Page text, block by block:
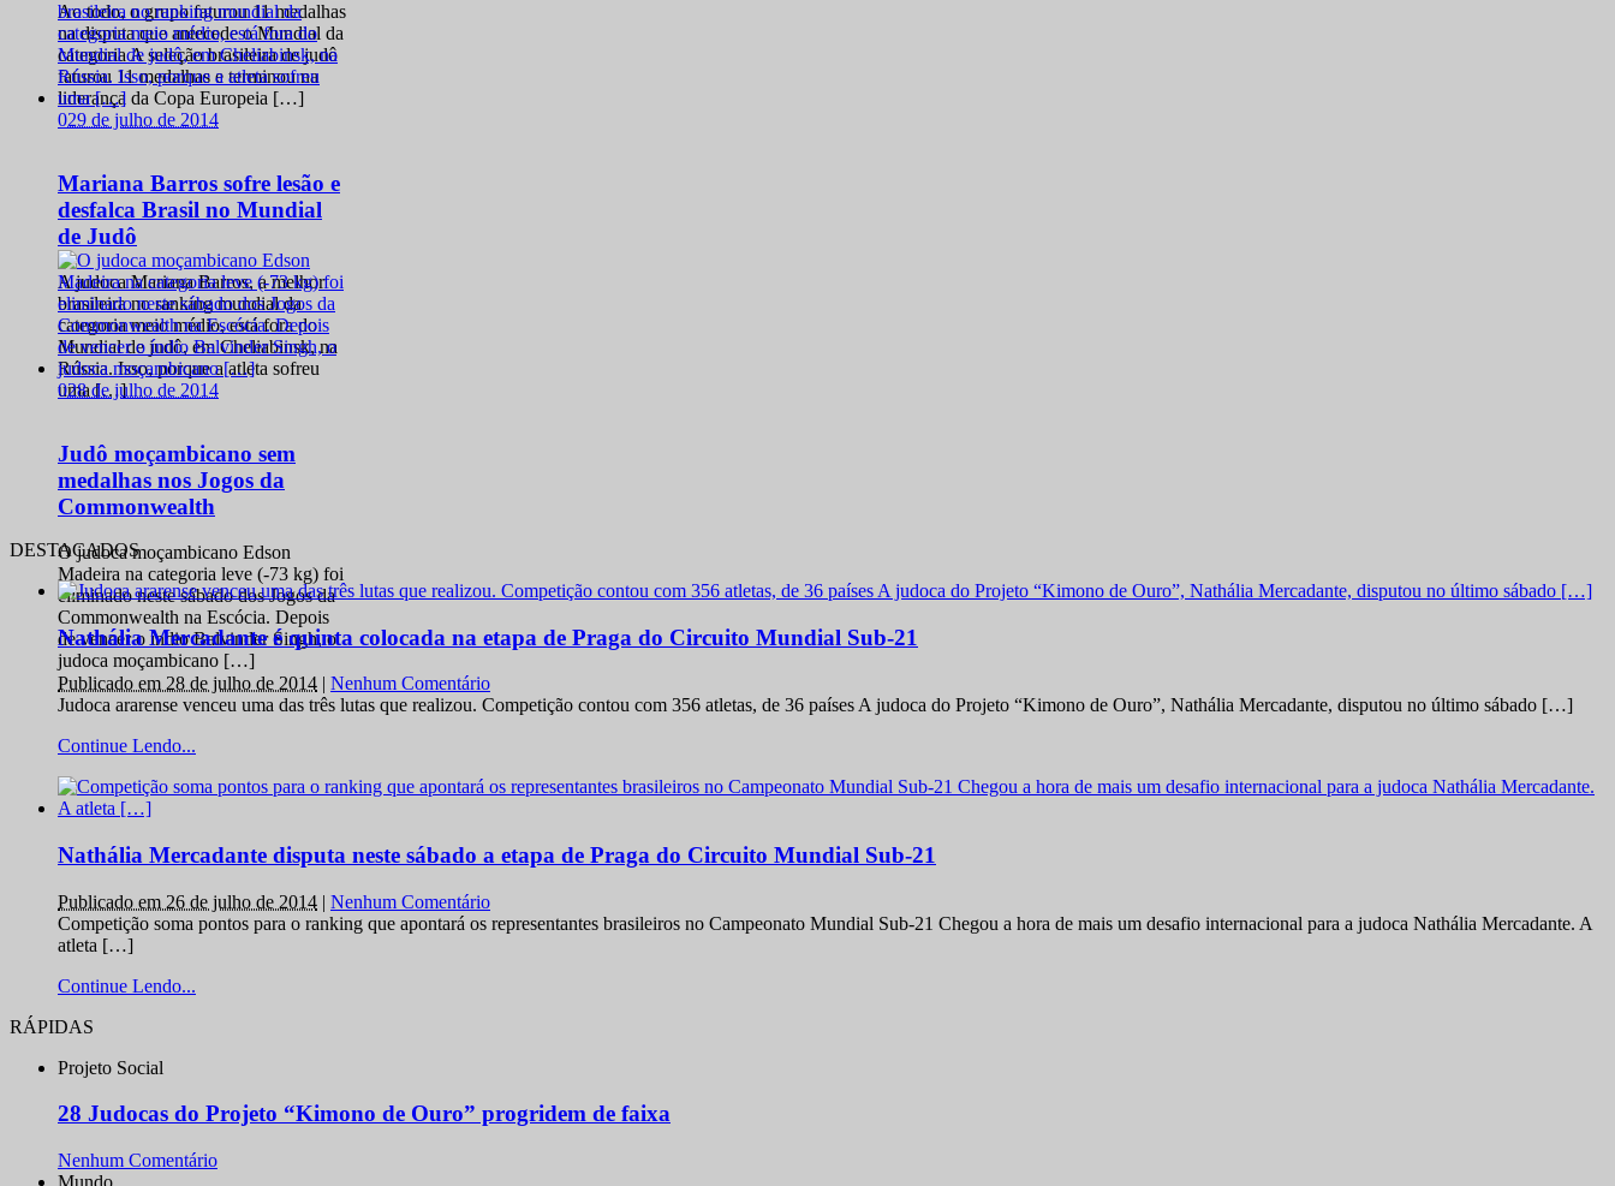
Ao todo, o grupo faturou 11 medalhas
na disputa que antecede o Mundial da
categoria A seleção brasileira de judô
faturou 11 medalhas e terminou na
liderança da Copa Europeia […]
029 de julho de 2014
Mariana Barros sofre lesão e
desfalca Brasil no Mundial
de Judô
A judoca Mariana Barros, a melhor
brasileira no ranking mundial da
categoria meio médio, está fora do
Mundial de judô, em Cheliabinsk, na
Rússia. Isso, porque a atleta sofreu
uma […]
028 de julho de 2014
Judô moçambicano sem
medalhas nos Jogos da
Commonwealth
O judoca moçambicano Edson
Madeira na categoria leve (-73 kg) foi
eliminado neste sábado dos Jogos da
Commonwealth na Escócia. Depois
de vencer o índio Balvinder Singh, o
judoca moçambicano […]
DESTACADOS
Nathália Mercadante é quinta colocada na etapa de Praga do Circuito Mundial Sub-21
Publicado em 28 de julho de 2014 | Nenhum Comentário
Judoca ararense venceu uma das três lutas que realizou. Competição contou com 356 atletas, de 36 países A judoca do Projeto “Kimono de Ouro”, Nathália Mercadante, disputou no último sábado […]
Continue Lendo...
Nathália Mercadante disputa neste sábado a etapa de Praga do Circuito Mundial Sub-21
Publicado em 26 de julho de 2014 | Nenhum Comentário
Competição soma pontos para o ranking que apontará os representantes brasileiros no Campeonato Mundial Sub-21 Chegou a hora de mais um desafio internacional para a judoca Nathália Mercadante. A
atleta […]
Continue Lendo...
RÁPIDAS
Projeto Social
28 Judocas do Projeto “Kimono de Ouro” progridem de faixa
Nenhum Comentário
Mundo